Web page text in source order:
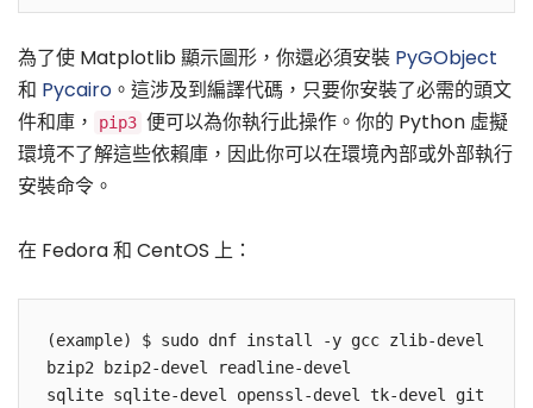
為了使 Matplotlib 顯示圖形，你還必須安裝 PyGObject
和 Pycairo 。這涉及到編譯代碼，只要你安裝了必需的頭文
件和庫，
pip3 便可以為你執行此操作。你的 Python 虛擬
環境不了解這些依賴庫，因此你可以在環境內部或外部執行
安裝命令。
在 Fedora 和 CentOS 上：
(example) $ sudo dnf install -y gcc zlib-devel
bzip2 bzip2-devel readline-devel
sqlite sqlite-devel openssl-devel tk-devel git